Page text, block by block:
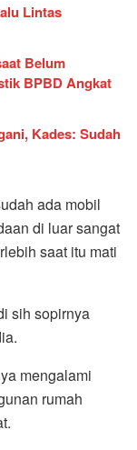
Lintas
Belum
BPBD Angkat
Kades: Sudah
ada mobil
di luar sangat
saat itu mati
sih sopirnya
mengalami
rumah